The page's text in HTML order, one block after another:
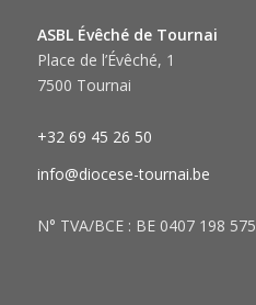
ASBL Évêché de Tournai
Place de l’Évêché, 1
7500 Tournai
+32 69 45 26 50
info@diocese-tournai.be
N° TVA/BCE : BE 0407 198 575